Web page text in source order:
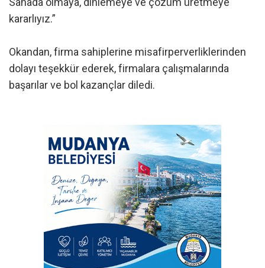
kararlıyız.”
Okandan, firma sahiplerine misafirperverliklerinden
dolayı teşekkür ederek, firmalara çalışmalarında
başarılar ve bol kazançlar diledi.